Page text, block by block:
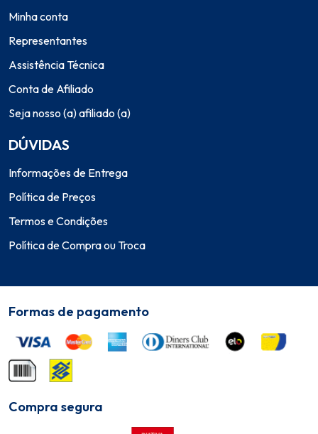
Minha conta
Representantes
Assistência Técnica
Conta de Afiliado
Seja nosso (a) afiliado (a)
DÚVIDAS
Informações de Entrega
Política de Preços
Termos e Condições
Política de Compra ou Troca
Formas de pagamento
Compra segura